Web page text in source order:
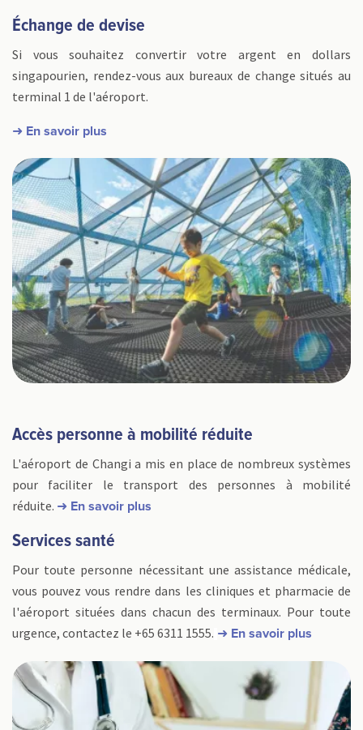
Échange de devise
Si vous souhaitez convertir votre argent en dollars
singapourien, rendez-vous aux bureaux de change situés au
terminal 1 de l'aéroport.
➜ En savoir plus
Accès personne à mobilité réduite
L'aéroport de Changi a mis en place de nombreux systèmes
pour faciliter le transport des personnes à mobilité
réduite. ➜ En savoir plus
Services santé
Pour toute personne nécessitant une assistance médicale,
vous pouvez vous rendre dans les cliniques et pharmacie de
l'aéroport situées dans chacun des terminaux. Pour toute
urgence, contactez le +65 6311 1555. ➜ En savoir plus